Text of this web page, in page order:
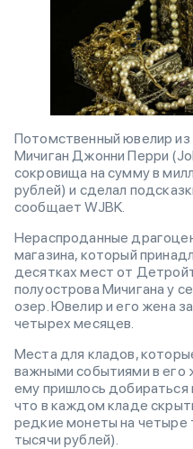
Потомственный ювелир
Мичиган Джонни Перри
сокровища на сумму в
рублей) и сделал
сообщает WJBK.
Нераспроданные
магазина, который
десятках мест от
полуострова Мичигана у
озер. Ювелир и его жена
четырех месяцев.
Места для кладов,
важными событиями в его
ему пришлось
что в каждом кладе
редкие монеты на четыре
тысячи рублей).